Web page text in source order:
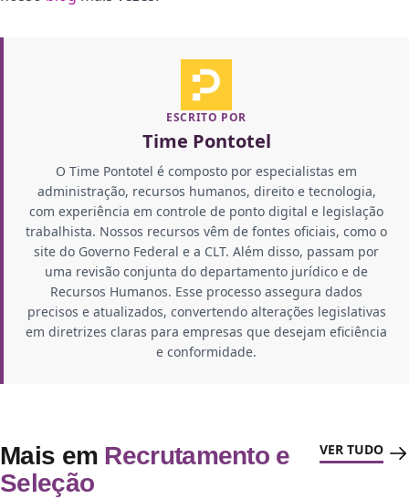
ESCRITO POR
Time Pontotel
O Time Pontotel é composto por especialistas em
administração, recursos humanos, direito e tecnologia,
com experiência em controle de ponto digital e legislação
trabalhista. Nossos recursos vêm de fontes oficiais, como o
site do Governo Federal e a CLT. Além disso, passam por
uma revisão conjunta do departamento jurídico e de
Recursos Humanos. Esse processo assegura dados
precisos e atualizados, convertendo alterações legislativas
em diretrizes claras para empresas que desejam eficiência
e conformidade.
Mais em Recrutamento e
Seleção
VER TUDO